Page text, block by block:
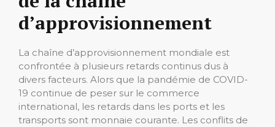
d’approvisionnement
La chaîne d’approvisionnement mondiale est
confrontée à plusieurs retards continus dus à
divers facteurs. Alors que la pandémie de COVID-
19 continue de peser sur le commerce
international, les retards dans les ports et les
transports sont monnaie courante. Les conflits de